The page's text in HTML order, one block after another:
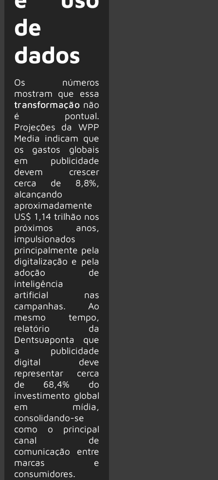
de
dados
Os números
mostram que essa
transformaçãonão
é pontual.
Projeções da WPP
Media indicam que
os gastos globais
em publicidade
devem crescer
cerca de 8,8%,
alcançando
aproximadamente
US$ 1,14 trilhão nos
próximos anos,
impulsionados
principalmente pela
digitalização e pela
adoção de
inteligência
artificial nas
campanhas. Ao
mesmo tempo,
relatório da
Dentsuaponta que
a publicidade
digital deve
representar cerca
de 68,4% do
investimento global
em mídia,
consolidando-se
como o principal
canal de
comunicação entre
marcas e
consumidores.